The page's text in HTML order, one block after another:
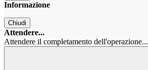
Informazione
Chiudi
Attendere...
Attendere il completamento dell'operazione...